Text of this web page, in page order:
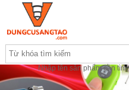
Nhập tên sản phẩm cần